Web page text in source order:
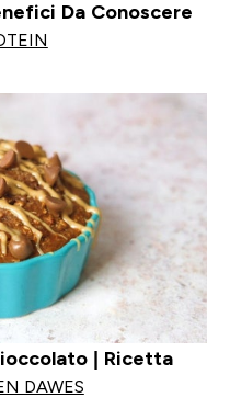
Da Conoscere
| Ricetta
DAWES